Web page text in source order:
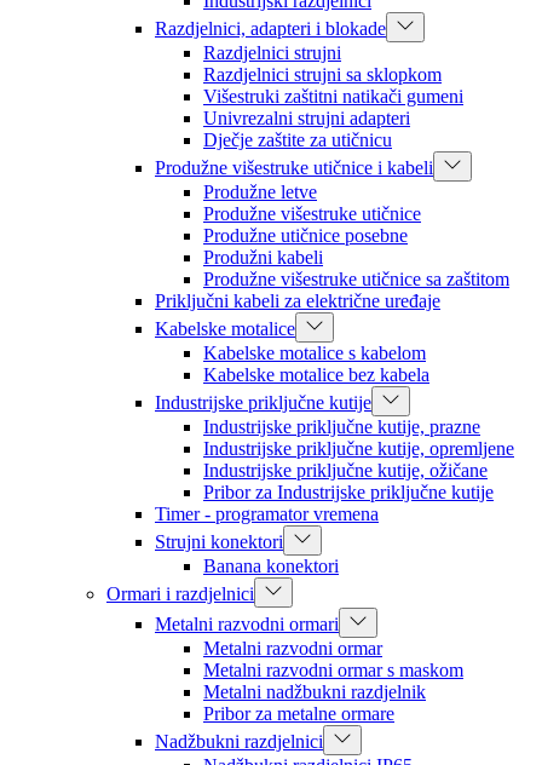
Razdjelnici, adapteri i blokade
Razdjelnici strujni
Razdjelnici strujni sa sklopkom
Višestruki zaštitni natikači gumeni
Univrezalni strujni adapteri
Dječje zaštite za utičnicu
Produžne višestruke utičnice i kabeli
Produžne letve
Produžne višestruke utičnice
Produžne utičnice posebne
Produžni kabeli
Produžne višestruke utičnice sa zaštitom
Priključni kabeli za električne uređaje
Kabelske motalice
Kabelske motalice s kabelom
Kabelske motalice bez kabela
Industrijske priključne kutije
Industrijske priključne kutije, prazne
Industrijske priključne kutije, opremljene
Industrijske priključne kutije, ožičane
Pribor za Industrijske priključne kutije
Timer - programator vremena
Strujni konektori
Banana konektori
Ormari i razdjelnici
Metalni razvodni ormari
Metalni razvodni ormar
Metalni razvodni ormar s maskom
Metalni nadžbukni razdjelnik
Pribor za metalne ormare
Nadžbukni razdjelnici